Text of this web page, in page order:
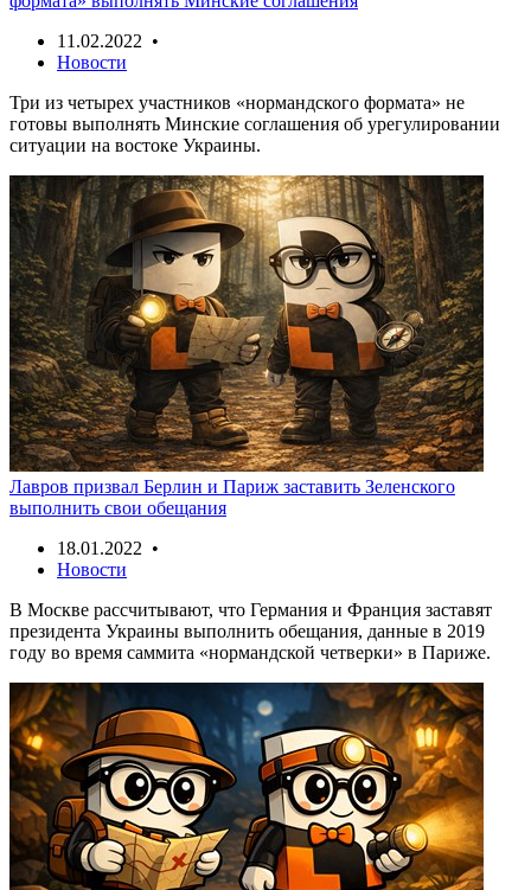
11.02.2022 •
Новости
Три из четырех участников «нормандского формата» не
готовы выполнять Минские соглашения об урегулировании
ситуации на востоке Украины.
Лавров призвал Берлин и Париж заставить Зеленского
выполнить свои обещания
18.01.2022 •
Новости
В Москве рассчитывают, что Германия и Франция заставят
президента Украины выполнить обещания, данные в 2019
году во время саммита «нормандской четверки» в Париже.